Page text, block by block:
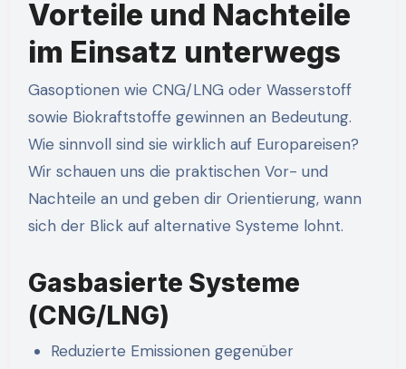
Vorteile und Nachteile
im Einsatz unterwegs
Gasoptionen wie CNG/LNG oder Wasserstoff
sowie Biokraftstoffe gewinnen an Bedeutung.
Wie sinnvoll sind sie wirklich auf Europareisen?
Wir schauen uns die praktischen Vor- und
Nachteile an und geben dir Orientierung, wann
sich der Blick auf alternative Systeme lohnt.
Gasbasierte Systeme
(CNG/LNG)
Reduzierte Emissionen gegenüber